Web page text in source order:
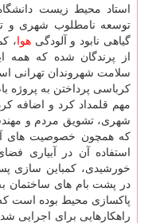
استاد محیط زیست
توسعه نامطلوب شهری و
گیاهی نابود و آلودگیهوا،
از پرندگان شده كه همه
سلامت شهروندان تهرانی
كرباسی پرداختن به پروژه
مهم قلمداد كرد و اضافه
شهری، تشویق مردم و
كه همچون خصوصیت های
استفاده آن در آبیاری
خورشیدی، كمباین سازی
در پشت بام های ساختمان
پاكسازی محیط بوده است
راهكارهایی برای